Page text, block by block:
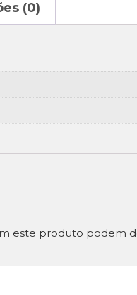
(0)
este produto podem